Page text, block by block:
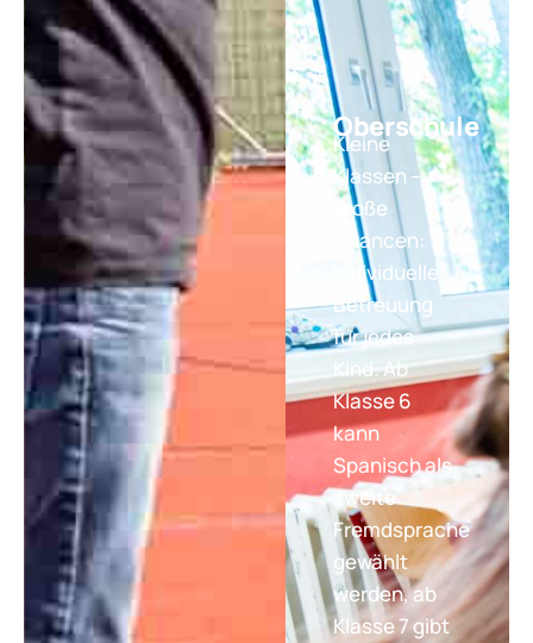
Oberschule
Kleine
Klassen –
große
Chancen:
Individuelle
Betreuung
für jedes
Kind. Ab
Klasse 6
kann
Spanisch als
zweite
Fremdsprache
gewählt
werden, ab
Klasse 7 gibt